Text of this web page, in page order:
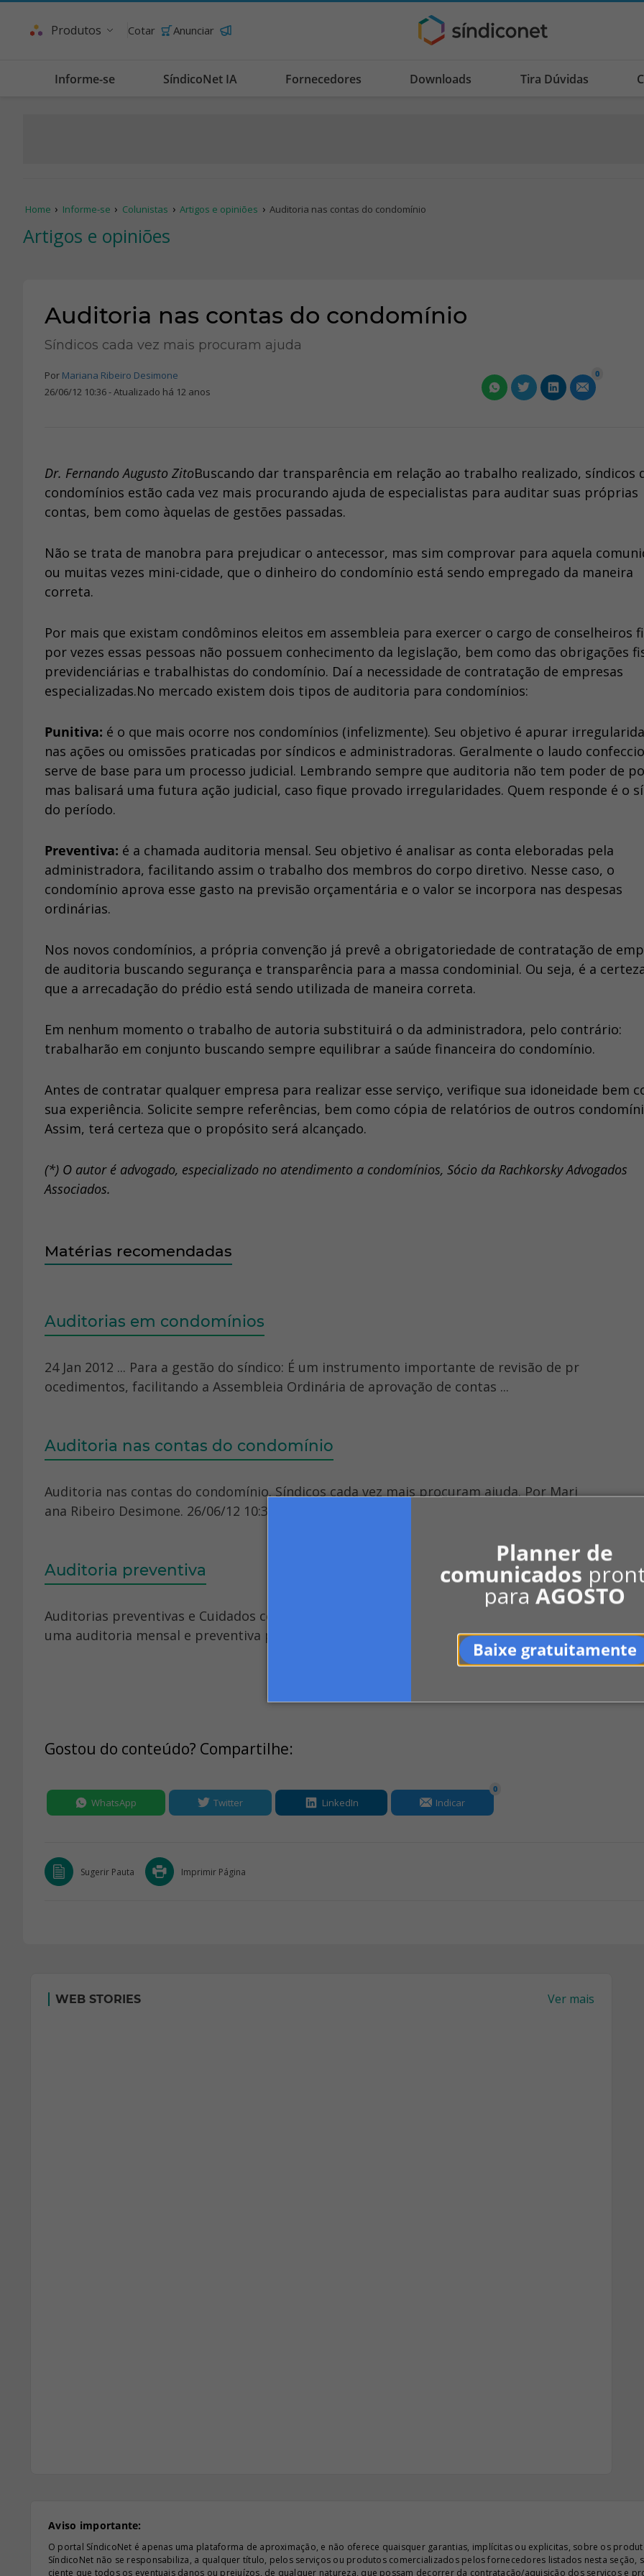
Planner de
comunicados
paraAGOSTO
Baixe gratuitamente
Produtos Cotar Anunciar
Informe-se SíndicoNet IA Fornecedores Downloads Tira Dúvidas
Home Informe-se Colunistas Artigos e opiniões Auditoria nas contas do condomínio
Artigos e opiniões
Auditoria nas contas do condomínio
Síndicos cada vez mais procuram ajuda
Por Mariana Ribeiro Desimone
26/06/12 10:36 - Atualizado há 12 anos
0
Dr. Fernando Augusto ZitoBuscando dar transparência em relação ao trabalho realizado, síndicos
condomínios estão cada vez mais procurando ajuda de especialistas para auditar suas próprias
contas, bem como àquelas de gestões passadas.
Não se trata de manobra para prejudicar o antecessor, mas sim comprovar para aquela
ou muitas vezes mini-cidade, que o dinheiro do condomínio está sendo empregado da maneira
correta.
Por mais que existam condôminos eleitos em assembleia para exercer o cargo de conselheiros
por vezes essas pessoas não possuem conhecimento da legislação, bem como das obrigações
previdenciárias e trabalhistas do condomínio. Daí a necessidade de contratação de empresas
especializadas.No mercado existem dois tipos de auditoria para condomínios:
Punitiva: é o que mais ocorre nos condomínios (infelizmente). Seu objetivo é apurar
nas ações ou omissões praticadas por síndicos e administradoras. Geralmente o laudo
serve de base para um processo judicial. Lembrando sempre que auditoria não tem poder de
mas balisará uma futura ação judicial, caso fique provado irregularidades. Quem responde é o
do período.
Preventiva: é a chamada auditoria mensal. Seu objetivo é analisar as conta eleboradas pela
administradora, facilitando assim o trabalho dos membros do corpo diretivo. Nesse caso, o
condomínio aprova esse gasto na previsão orçamentária e o valor se incorpora nas despesas
ordinárias.
Nos novos condomínios, a própria convenção já prevê a obrigatoriedade de contratação de
de auditoria buscando segurança e transparência para a massa condominial. Ou seja, é a
que a arrecadação do prédio está sendo utilizada de maneira correta.
Em nenhum momento o trabalho de autoria substituirá o da administradora, pelo contrário:
trabalharão em conjunto buscando sempre equilibrar a saúde financeira do condomínio.
Antes de contratar qualquer empresa para realizar esse serviço, verifique sua idoneidade bem
sua experiência. Solicite sempre referências, bem como cópia de relatórios de outros
Assim, terá certeza que o propósito será alcançado.
(*) O autor é advogado, especializado no atendimento a condomínios, Sócio da Rachkorsky Advogados
Associados.
Matérias recomendadas
Auditorias em condomínios
24 Jan 2012 ... Para a gestão do síndico: É um instrumento importante de revisão de pr
ocedimentos, facilitando a Assembleia Ordinária de aprovação de contas ...
Auditoria nas contas do condomínio
Auditoria nas contas do condomínio. Síndicos cada vez mais procuram ajuda. Por Mari
ana Ribeiro Desimone. 26/06/12 10:36 - Atualizado há 7 anos. WhatsApp.
Auditoria preventiva
Auditorias preventivas e Cuidados com as contas do condomínios são os ... de contas,
uma auditoria mensal e preventiva pode ser uma opção interessante.
Gostou do conteúdo? Compartilhe:
WhatsApp Twitter LinkedIn Indicar
0
Sugerir Pauta Imprimir Página
WEB STORIES Ver mais
Aviso importante:
O portal SíndicoNet é apenas uma plataforma de aproximação, e não oferece quaisquer garantias, implícitas ou explicitas, sobre os
SíndicoNet não se responsabiliza, a qualquer título, pelos serviços ou produtos comercializados pelos fornecedores listados nesta
ciente que todos os eventuais danos ou prejuízos, de qualquer natureza, que possam decorrer da contratação/aquisição dos serviços e